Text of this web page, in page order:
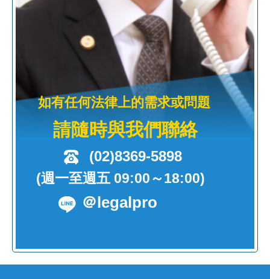
如有任何法律上的需求或問題
請隨時與我們聯絡
(02)8369-5898
(週一至週五 09:00～18:00)
＠legalpro